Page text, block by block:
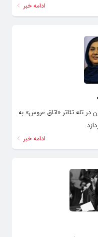
ادامه خبر
در تله تئاتر «اتاق عروس» به
ادامه خبر